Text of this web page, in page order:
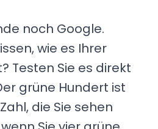
noch Google.
wie es Ihrer
Testen Sie es direkt
grüne Hundert ist
die Sie sehen